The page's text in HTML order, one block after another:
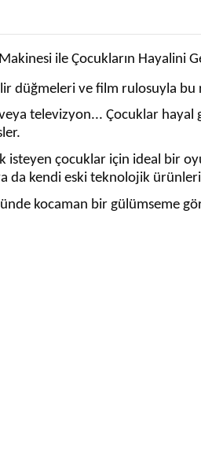
ile Çocukların Hayalini
düğmeleri ve film rulosuyla
televizyon... Çocuklar
isteyen çocuklar için ideal bir
kendi eski teknolojik
kocaman bir gülümseme